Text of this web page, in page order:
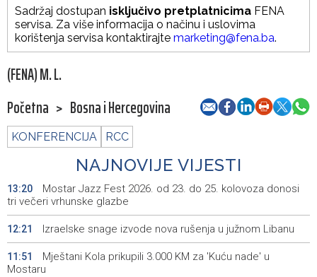
Sadržaj dostupan isključivo pretplatnicima FENA
servisa. Za više informacija o načinu i uslovima
korištenja servisa kontaktirajte marketing@fena.ba.
(FENA) M. L.
Početna > Bosna i Hercegovina
KONFERENCIJA RCC
NAJNOVIJE VIJESTI
13:20
Mostar Jazz Fest 2026. od 23. do 25. kolovoza donosi
tri večeri vrhunske glazbe
12:21 Izraelske snage izvode nova rušenja u južnom Libanu
11:51
Mještani Kola prikupili 3.000 KM za 'Kuću nade' u
Mostaru